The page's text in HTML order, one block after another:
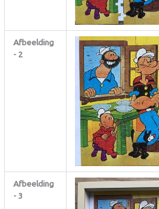
Afbeelding
- 2
Afbeelding
- 3